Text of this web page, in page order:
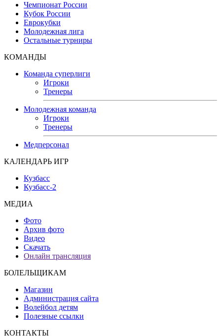
Чемпионат России
Кубок России
Еврокубки
Молодежная лига
Остальные турниры
КОМАНДЫ
Команда суперлиги
Игроки
Тренеры
Молодежная команда
Игроки
Тренеры
Медперсонал
КАЛЕНДАРЬ ИГР
Кузбасс
Кузбасс-2
МЕДИА
Фото
Архив фото
Видео
Скачать
Онлайн трансляция
БОЛЕЛЬЩИКАМ
Магазин
Администрация сайта
Волейбол детям
Полезные ссылки
КОНТАКТЫ